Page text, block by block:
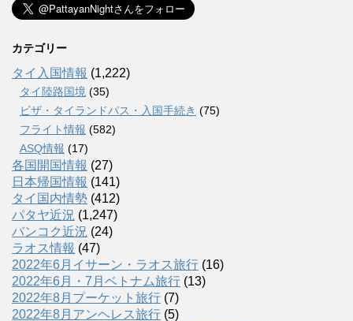
カテゴリー
タイ入国情報 (1,222)
タイ陸路国境 (35)
ビザ・タイランドパス・入国手続き (75)
フライト情報 (582)
ASQ情報 (17)
各国開国情報 (27)
日本帰国情報 (141)
タイ国内情勢 (412)
パタヤ近況 (1,247)
バンコク近況 (24)
ラオス情報 (47)
2022年6月イサーン・ラオス旅行 (16)
2022年6月・7月ベトナム旅行 (13)
2022年8月プーケット旅行 (7)
2022年8月アンヘレス旅行 (5)